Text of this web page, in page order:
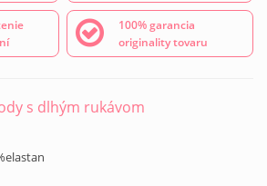
100% garancia
originality tovaru
s dlhým rukávom